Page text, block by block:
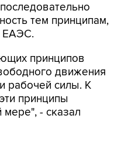
тем принципам,
ЕАЭС.
принципов
движения
рабочей силы. К
принципы
- сказал